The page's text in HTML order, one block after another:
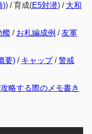
)) / 育成(E5対潜) / 大和
艦/ お札編成例 /友軍
要)/ キャップ/警戒
略する際のメモ書き